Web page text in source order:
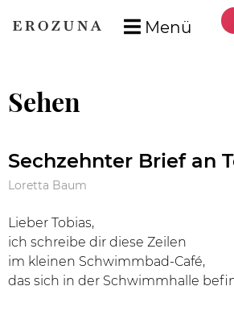
Menü
Sehen
Sechzehnter Brief an
Loretta Baum
Lieber Tobias,
ich schreibe dir diese Zeilen
im kleinen Schwimmbad-Café,
das sich in der Schwimmhalle